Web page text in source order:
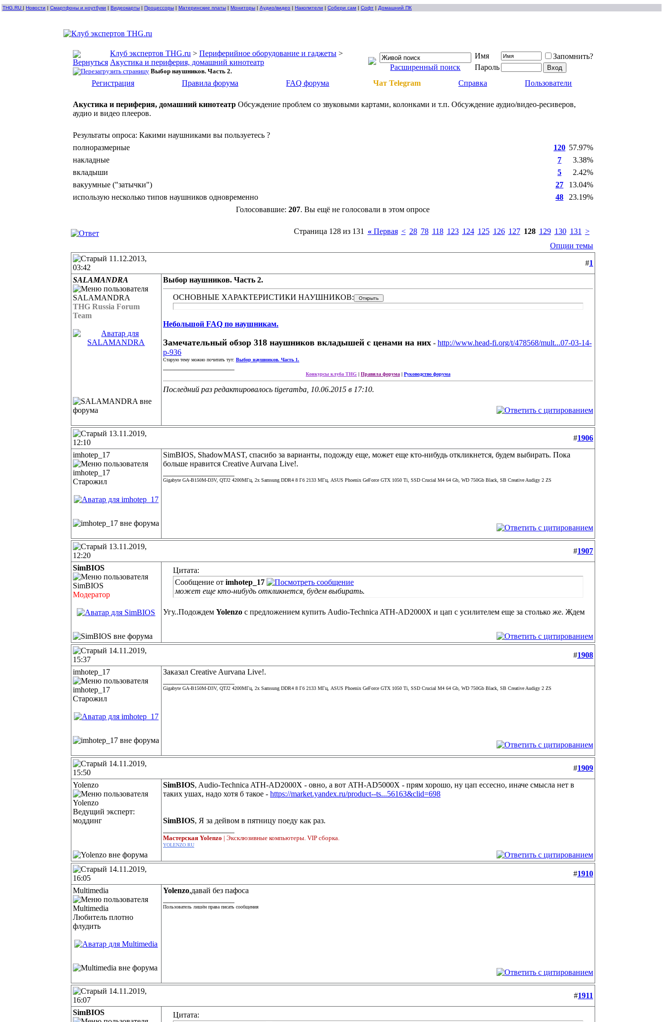
THG.RU | Новости | Смартфоны и ноутбуки | Видеокарты | Процессоры | Материнские платы | Мониторы | Аудио/видео | Накопители | Собери сам | Софт | Домашний ПК
Клуб экспертов THG.ru > Периферийное оборудование и гаджеты >
Акустика и периферия, домашний кинотеатр
Выбор наушников. Часть 2. Расширенный поиск
Имя
Запомнить?
Пароль
Регистрация
Правила форума FAQ форума Чат Telegram Справка Пользователи
Акустика и периферия, домашний кинотеатр Обсуждение проблем со звуковыми картами, колонками и т.п. Обсуждение аудио/видео-ресиверов,
аудио и видео плееров.
Результаты опроса: Какими наушниками вы пользуетесь ?
полноразмерные
120 57.97%
накладные
7
3.38%
вкладыши
5
2.42%
вакуумные ("затычки")
27
13.04%
использую несколько типов наушников одновременно
48
23.19%
Голосовавшие:207. Вы ещё не голосовали в этом опросе
Страница 128 из 131 «Первая < 28 78 118 123 124 125 126 127 128 129 130 131 >
Опции темы
11.12.2013,
03:42
#1
SALAMANDRA
THG Russia Forum
Team
Выбор наушников. Часть 2.
ОСНОВНЫЕ ХАРАКТЕРИСТИКИ НАУШНИКОВ:
Небольшой FAQ по наушникам.
Замечательный обзор 318 наушников вкладышей с ценами на них- http://www.head-fi.org/t/478568/mult...07-03-14-
p-936
Старую тему можно почитать тут: Выбор наушников. Часть 1.
Конкурсы клуба THG| Правила форума| Руководство форума
Последний раз редактировалось tigeramba, 10.06.2015 в 17:10.
13.11.2019,
12:10
#1906
imhotep_17
Старожил
SimBIOS, ShadowMAST, спасибо за варианты, подожду еще, может еще кто-нибудь откликнется, будем выбирать. Пока
больше нравится Creative Aurvana Live!.
Gigabyte GA-B150M-D3V, QTJ2 4200МГц, 2х Samsung DDR4 8 Гб 2133 МГц, ASUS Phoenix GeForce GTX 1050 Ti, SSD Crucial M4 64 Gb, WD 750Gb Black, SB Creative Audigy 2 ZS
13.11.2019,
12:20
#1907
SimBIOS
Модератор
Цитата:
Сообщение от imhotep_17
может еще кто-нибудь откликнется, будем выбирать.
Угу..Подождем Yolenzoс предложением купить Audio-Technica ATH-AD2000X и цап с усилителем еще за столько же. Ждем
14.11.2019,
15:37
#1908
imhotep_17
Старожил
Заказал Creative Aurvana Live!.
Gigabyte GA-B150M-D3V, QTJ2 4200МГц, 2х Samsung DDR4 8 Гб 2133 МГц, ASUS Phoenix GeForce GTX 1050 Ti, SSD Crucial M4 64 Gb, WD 750Gb Black, SB Creative Audigy 2 ZS
14.11.2019,
15:50
#1909
Yolenzo
Ведущий эксперт:
моддинг
SimBIOS, Audio-Technica ATH-AD2000X - овно, а вот ATH-AD5000X - прям хорошо, ну цап ессесно, иначе смысла нет в
таких ушах, надо хотя б такое - https://market.yandex.ru/product--ts...56163&clid=698
SimBIOS, Я за дейвом в пятницу поеду как раз.
Мастерская Yolenzo | Эксклюзивные компьютеры. VIP сборка.
YOLENZO.RU
14.11.2019,
16:05
#1910
Multimedia
Любитель плотно
флудить
Yolenzo,давай без пафоса
Пользователь лишён права писать сообщения
14.11.2019,
16:07
#1911
SimBIOS
Цитата: